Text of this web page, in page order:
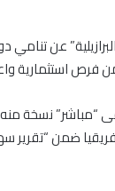
عن
به من فرص
“مباشر” نسخة